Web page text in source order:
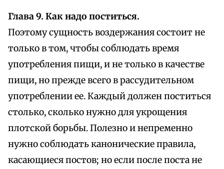
Глава 9. Как надо поститься.
Поэтому сущность воздержания состоит не
только в том, чтобы соблюдать время
употребления пищи, и не только в качестве
пищи, но прежде всего в рассудительном
употреблении ее. Каждый должен поститься
столько, сколько нужно для укрощения
плотской борьбы. Полезно и непременно
нужно соблюдать канонические правила,
касающиеся постов; но если после поста не